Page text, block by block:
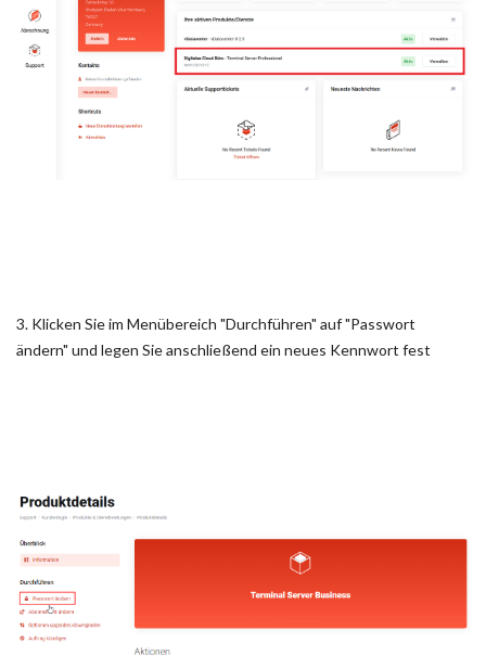
3. Klicken Sie im Menübereich "Durchführen" auf "Passwort
ändern" und legen Sie anschließend ein neues Kennwort fest